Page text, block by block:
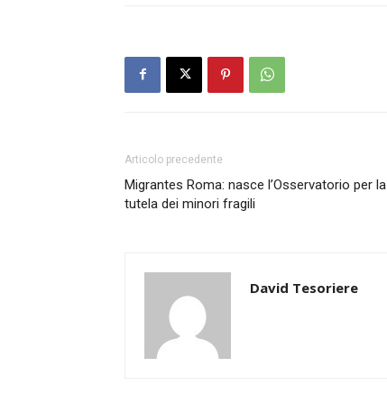
Articolo precedente
Migrantes Roma: nasce l’Osservatorio per la
tutela dei minori fragili
David Tesoriere